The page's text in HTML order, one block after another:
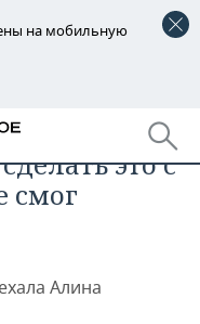
на мобильную
Барс» в
это с
смог
Алина